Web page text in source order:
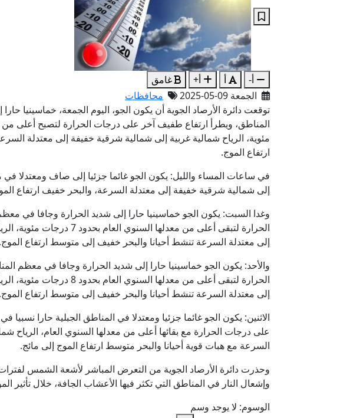
أ- أ أ+
غامق
الجمعة 09-05-2025
محافظات
توقعت دائرة الأرصاد الجوية أن يكون الجو، اليوم الجمعة، خماسينيا
مئوية، الرياح شمالية غربية إلى شمالية شرقية خفيفة إلى معتدلة
ارتفاع الموج.
في ساعات المساء والليل: يكون الجو غائما جزئيا إلى صاف ومعتدلا في
إلى شمالية شرقية خفيفة إلى معتدلة السرعة، والبحر خفيف ارتفاع
وغدا السبت: يكون الجو خماسينيا حارا إلى شديد الحرارة وجافا في
الحرارة لتبقى أعلى من معدلها
إلى معتدلة السرعة تنشط أحيانا والبحر خفيف إلى متوسط ارتفاع الموج.
والأحد: يكون الجو خماسينيا حارا إلى شديد الحرارة وجافا في معظم
الحرارة لتبقى أعلى من معدلها
إلى معتدلة السرعة تنشط أحيانا والبحر خفيف إلى متوسط ارتفاع الموج.
الاثنين: يكون الجو غائما جزئيا ومعتدلا في المناطق الجبلية حارا
على درجات الحرارة مع بقائها أعلى من معدلها السنوي العام، الرياح
السرعة مع هبات قوية أحيانا والبحر متوسط ارتفاع الموج إلى مائج.
وحذرت دائرة الأرصاد الجوية من التعرض المباشر لأشعة الشمس
وإشعال النار في المناطق التي تكثر فيها الأعشاب الجافة، خلال تأثير
الوسوم: لا يوجد وسم